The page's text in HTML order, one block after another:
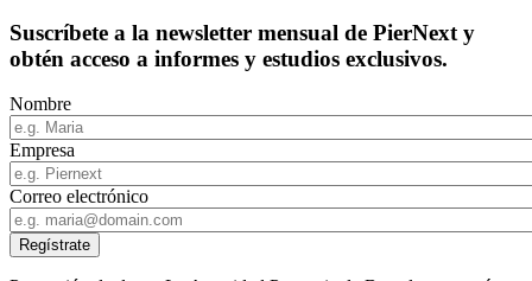
Suscríbete a la newsletter mensual de PierNext y
obtén acceso a informes y estudios exclusivos.
Nombre
Empresa
Correo electrónico